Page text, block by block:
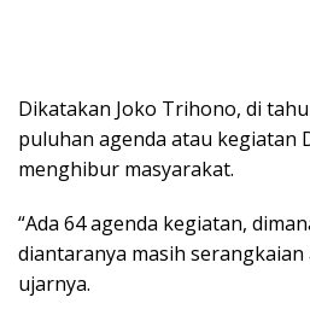
Dikatakan Joko Trihono, di
puluhan agenda atau kegiatan
menghibur masyarakat.
“Ada 64 agenda kegiatan,
diantaranya masih serangkaian
ujarnya.